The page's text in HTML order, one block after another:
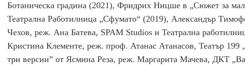
Ботаническа градина (2021), Фридрих Ницше в „Сюжет за
Театрална Работилница „Сфумато“ (2019), Александър
Чехов, реж. Ана Батева, SPAM Studios и Театрална
Кристина Клементе, реж. проф. Атанас Атанасов, Театър
три версии” от Ясмина Реза, реж. Маргарита Мачева, ДКТ